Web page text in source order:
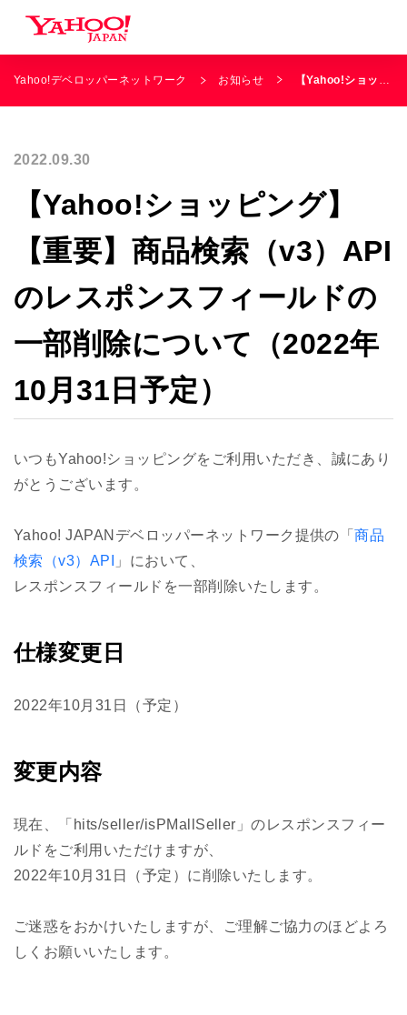
Yahoo!デベロッパーネットワーク お知らせ 【Yahoo!ショッピング】【重要】商品検索（v3）APIのレスポンスフィールドの一部削除について（2022年10月31日予定）
2022.09.30
【Yahoo!ショッピング】
【重要】商品検索（v3）API
のレスポンスフィールドの
一部削除について（2022年
10月31日予定）
いつもYahoo!ショッピングをご利用いただき、誠にあり
がとうございます。
Yahoo! JAPANデベロッパーネットワーク提供の「商品
検索（v3）API
」において、
レスポンスフィールドを一部削除いたします。
仕様変更日
2022年10月31日（予定）
変更内容
現在、「hits/seller/isPMallSeller」のレスポンスフィー
ルドをご利用いただけますが、
2022年10月31日（予定）に削除いたします。
ご迷惑をおかけいたしますが、ご理解ご協力のほどよろ
しくお願いいたします。